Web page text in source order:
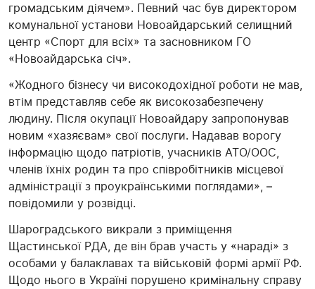
громадським діячем». Певний час був директором
комунальної установи Новоайдарський селищний
центр «Спорт для всіх» та засновником ГО
«Новоайдарська січ».
«Жодного бізнесу чи високодохідної роботи не мав,
втім представляв себе як високозабезпечену
людину. Після окупації Новоайдару запропонував
новим «хазяєвам» свої послуги. Надавав ворогу
інформацію щодо патріотів, учасників АТО/ООС,
членів їхніх родин та про співробітників місцевої
адміністрації з проукраїнськими поглядами», –
повідомили у розвідці.
Шароградського викрали з приміщення
Щастинської РДА, де він брав участь у «нараді» з
особами у балаклавах та військовій формі армії РФ.
Щодо нього в Україні порушено кримінальну справу